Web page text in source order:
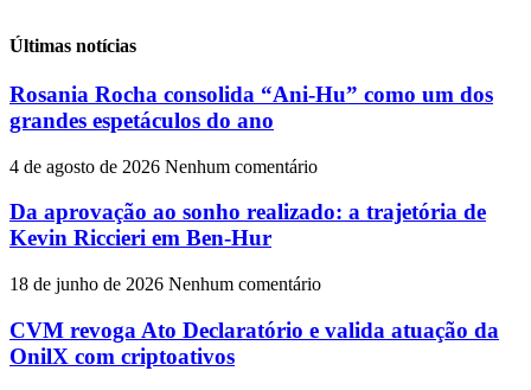
Últimas notícias
Rosania Rocha consolida “Ani-Hu” como um dos
grandes espetáculos do ano
4 de agosto de 2026 Nenhum comentário
Da aprovação ao sonho realizado: a trajetória de
Kevin Riccieri em Ben-Hur
18 de junho de 2026 Nenhum comentário
CVM revoga Ato Declaratório e valida atuação da
OnilX com criptoativos